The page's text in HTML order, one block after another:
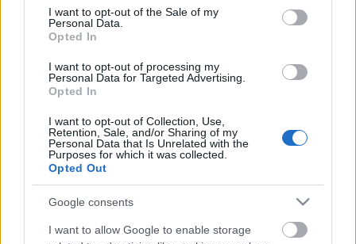
consent section.
I want to opt-out of the Sale of my
Personal Data.
Opted In
I want to opt-out of processing my
Personal Data for Targeted Advertising.
Opted In
I want to opt-out of Collection, Use,
Retention, Sale, and/or Sharing of my
Personal Data that Is Unrelated with the
Purposes for which it was collected.
Opted Out
Google consents
I want to allow Google to enable storage
Végre itt egy városi bringás app,
amivel mérhetsz, nyerhetsz,